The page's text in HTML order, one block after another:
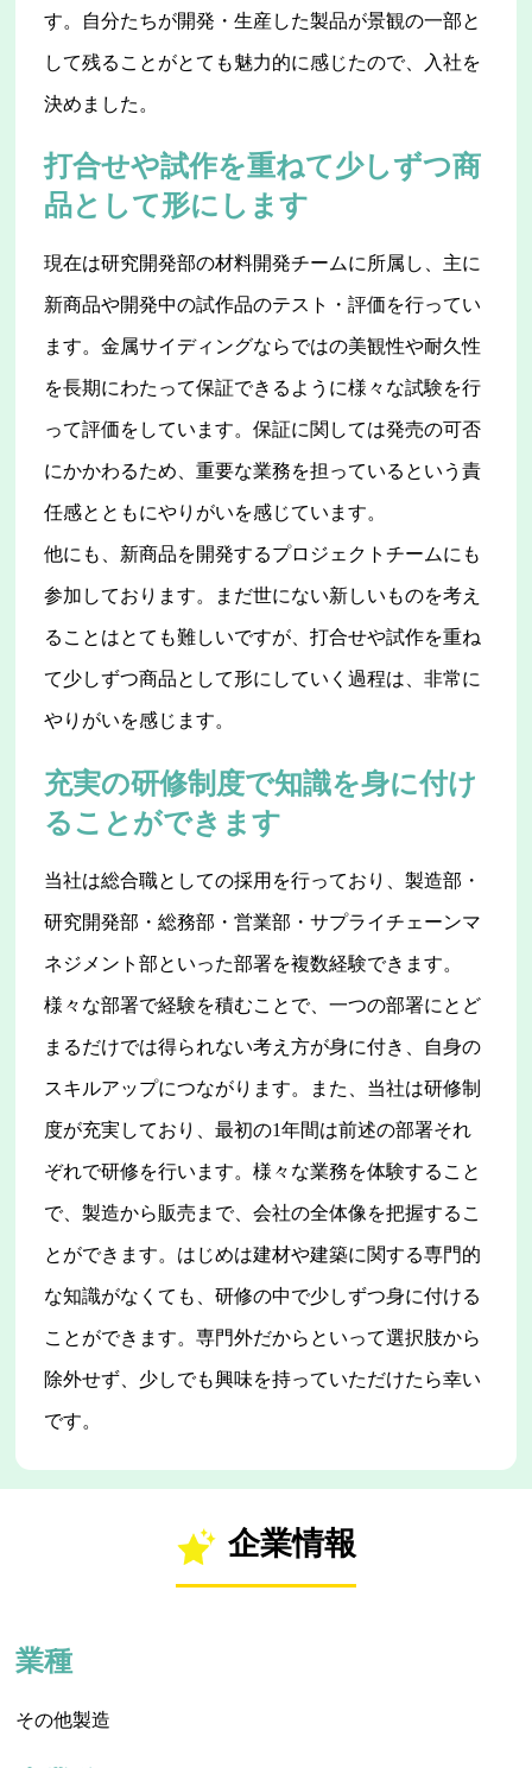
す。自分たちが開発・生産した製品が景観の一部と
して残ることがとても魅力的に感じたので、入社を
決めました。
打合せや試作を重ねて少しずつ商
品として形にします
現在は研究開発部の材料開発チームに所属し、主に
新商品や開発中の試作品のテスト・評価を行ってい
ます。金属サイディングならではの美観性や耐久性
を長期にわたって保証できるように様々な試験を行
って評価をしています。保証に関しては発売の可否
にかかわるため、重要な業務を担っているという責
任感とともにやりがいを感じています。
他にも、新商品を開発するプロジェクトチームにも
参加しております。まだ世にない新しいものを考え
ることはとても難しいですが、打合せや試作を重ね
て少しずつ商品として形にしていく過程は、非常に
やりがいを感じます。
充実の研修制度で知識を身に付け
ることができます
当社は総合職としての採用を行っており、製造部・
研究開発部・総務部・営業部・サプライチェーンマ
ネジメント部といった部署を複数経験できます。
様々な部署で経験を積むことで、一つの部署にとど
まるだけでは得られない考え方が身に付き、自身の
スキルアップにつながります。また、当社は研修制
度が充実しており、最初の1年間は前述の部署それ
ぞれで研修を行います。様々な業務を体験すること
で、製造から販売まで、会社の全体像を把握するこ
とができます。はじめは建材や建築に関する専門的
な知識がなくても、研修の中で少しずつ身に付ける
ことができます。専門外だからといって選択肢から
除外せず、少しでも興味を持っていただけたら幸い
です。
企業情報
業種
その他製造